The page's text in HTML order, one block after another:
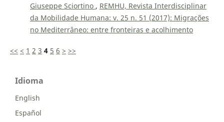
Giuseppe Sciortino , REMHU, Revista Interdisciplinar
da Mobilidade Humana: v. 25 n. 51 (2017): Migrações
no Mediterrâneo: entre fronteiras e acolhimento
<< < 1 2 3 4 5 6 > >>
Idioma
English
Español